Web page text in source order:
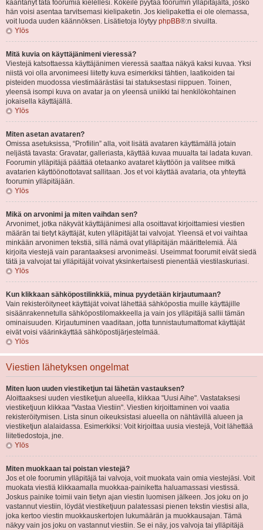
kääntänyt tätä foorumia kielellesi. Kokeile pyytää foorumin ylläpitäjältä, josko
hän voisi asentaa tarvitsemasi kielipaketin. Jos kielipakettia ei ole olemassa,
voit luoda uuden käännöksen. Lisätietoja löytyy phpBB®:n sivuilta.
Ylös
Mitä kuvia on käyttäjänimeni vieressä?
Viestejä katsottaessa käyttäjänimen vieressä saattaa näkyä kaksi kuvaa. Yksi
niistä voi olla arvonimeesi liitetty kuva esimerkiksi tähtien, laatikoiden tai
pisteiden muodossa viestimäärästäsi tai statuksestasi riippuen. Toinen,
yleensä isompi kuva on avatar ja on yleensä uniikki tai henkilökohtainen
jokaisella käyttäjällä.
Ylös
Miten asetan avataren?
Omissa asetuksissa, “Profiilin” alla, voit lisätä avataren käyttämällä jotain
neljästä tavasta: Gravatar, galleriasta, käyttää kuvaa muualta tai ladata kuvan.
Foorumin ylläpitäjä päättää otetaanko avataret käyttöön ja valitsee mitkä
avatarien käyttöönottotavat sallitaan. Jos et voi käyttää avataria, ota yhteyttä
foorumin ylläpitäjään.
Ylös
Mikä on arvonimi ja miten vaihdan sen?
Arvonimet, jotka näkyvät käyttäjänimesi alla osoittavat kirjoittamiesi viestien
määrän tai tietyt käyttäjät, kuten ylläpitäjät tai valvojat. Yleensä et voi vaihtaa
minkään arvonimen tekstiä, sillä nämä ovat ylläpitäjän määrittelemiä. Älä
kirjoita viestejä vain parantaaksesi arvonimeäsi. Useimmat foorumit eivät siedä
tätä ja valvojat tai ylläpitäjät voivat yksinkertaisesti pienentää viestilaskuriasi.
Ylös
Kun klikkaan sähköpostilinkkiä, minua pyydetään kirjautumaan?
Vain rekisteröityneet käyttäjät voivat lähettää sähköpostia muille käyttäjille
sisäänrakennetulla sähköpostilomakkeella ja vain jos ylläpitäjä sallii tämän
ominaisuuden. Kirjautuminen vaaditaan, jotta tunnistautumattomat käyttäjät
eivät voisi väärinkäyttää sähköpostijärjestelmää.
Ylös
Viestien lähetyksen ongelmat
Miten luon uuden viestiketjun tai lähetän vastauksen?
Aloittaaksesi uuden viestiketjun alueella, klikkaa "Uusi Aihe". Vastataksesi
viestiketjuun klikkaa "Vastaa Viestiin". Viestien kirjoittaminen voi vaatia
rekisteröitymisen. Lista sinun oikeuksistasi alueella on nähtävillä alueen ja
viestiketjun alalaidassa. Esimerkiksi: Voit kirjoittaa uusia viestejä, Voit lähettää
liitetiedostoja, jne.
Ylös
Miten muokkaan tai poistan viestejä?
Jos et ole foorumin ylläpitäjä tai valvoja, voit muokata vain omia viestejäsi. Voit
muokata viestiä klikkaamalla muokkaa-painiketta haluamassasi viestissä.
Joskus painike toimii vain tietyn ajan viestin luomisen jälkeen. Jos joku on jo
vastannut viestiin, löydät viestiketjuun palatessasi pienen tekstin viestisi alla,
joka kertoo viestin muokkauskertojen lukumäärän ja muokkausajan. Tämä
näkyy vain jos joku on vastannut viestiin. Se ei näy, jos valvoja tai ylläpitäjä